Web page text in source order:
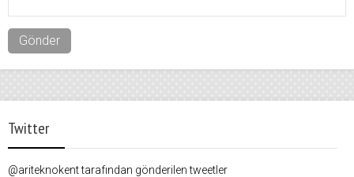
Twitter
@ariteknokent tarafından gönderilen tweetler